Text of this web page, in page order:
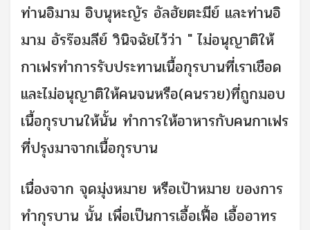
ท่านอิมาม อิบนุหะญัร อัลฮัยตะมีย์ และท่านอิ
มาม อัรร๊อมลีย์ วินิจฉัยไว้ว่า " ไม่อนุญาติให้
กาเฟรทำการรับประทานเนื้อกุรบานที่เราเชือด
และไม่อนุญาติให้คนจนหรือ(คนรวย)ที่ถูกมอบ
เนื้อกุรบานให้นั้น ทำการให้อาหารกับคนกาเฟร
ที่ปรุงมาจากเนื้อกุรบาน
เนื่องจาก จุดมุ่งหมาย หรือเป้าหมาย ของการ
ทำกุรบาน นั้น เพื่อเป็นการเอื้อเฟื้อ เอื้ออาทร